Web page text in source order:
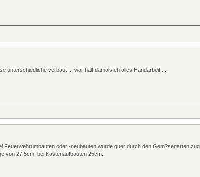
unterschiedliche verbaut ... war halt damals eh alles Handarbeit ...
oder -neubauten wurde quer durch den Gem?segarten
von 27,5cm, bei Kastenaufbauten 25cm.